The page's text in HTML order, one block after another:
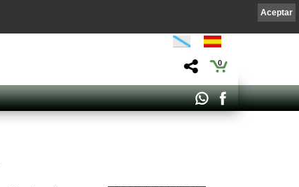
0
Aceptar